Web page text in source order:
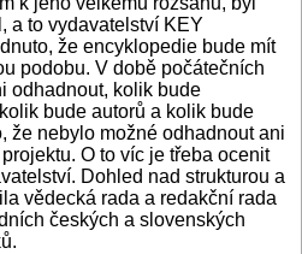
a to vydavatelství KEY
že encyklopedie bude mít
podobu. V době počátečních
odhadnout, kolik bude
bude autorů a kolik bude
že nebylo možné odhadnout ani
O to víc je třeba ocenit
Dohled nad strukturou a
vědecká rada a redakční rada
českých a slovenských